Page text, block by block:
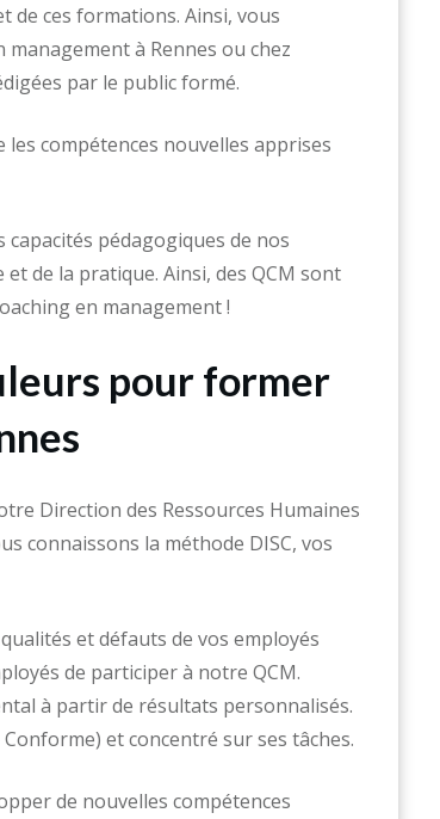
de ces formations. Ainsi, vous
à Rennes ou chez
par le public formé.
compétences nouvelles apprises
pédagogiques de nos
de la pratique. Ainsi, des QCM sont
en management !
pour former
Direction des Ressources Humaines
connaissons la méthode DISC, vos
et défauts de vos employés
de participer à notre QCM.
à partir de résultats personnalisés.
et concentré sur ses tâches.
de nouvelles compétences